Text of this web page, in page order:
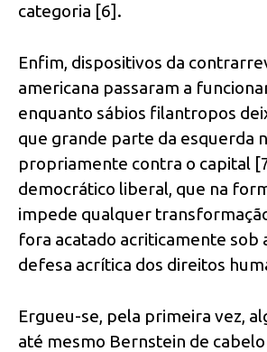
categoria [6].
Enfim, dispositivos da
americana passaram a
enquanto sábios filantropos
que grande parte da esquerda
propriamente contra o capital
democrático liberal, que na
impede qualquer
fora acatado acriticamente sob
defesa acrítica dos direitos
Ergueu-se, pela primeira vez,
até mesmo Bernstein de